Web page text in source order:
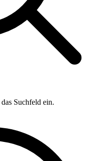
Suchfeld ein.